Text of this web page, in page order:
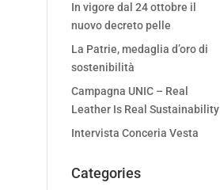
In vigore dal 24 ottobre il
nuovo decreto pelle
La Patrie, medaglia d’oro di
sostenibilità
Campagna UNIC – Real
Leather Is Real Sustainability
Intervista Conceria Vesta
Categories